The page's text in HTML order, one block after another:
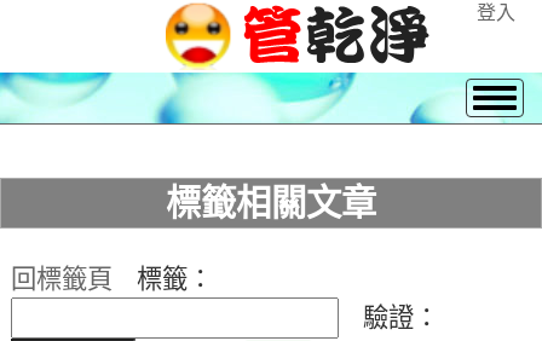
登入
標籤相關文章
回標籤頁
標籤：
驗證：